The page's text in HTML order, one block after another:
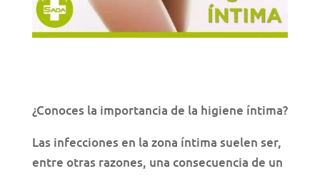
¿Conoces la importancia de la higiene íntima?
Las infecciones en la zona íntima suelen ser,
entre otras razones, una consecuencia de un